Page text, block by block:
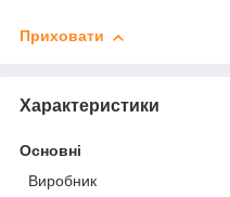
Приховати
Характеристики
Основні
Виробник